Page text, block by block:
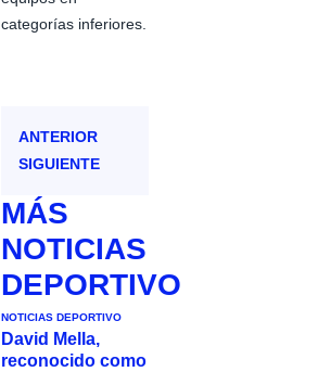
categorías inferiores.
ANTERIOR
SIGUIENTE
MÁS
NOTICIAS
DEPORTIVO
NOTICIAS DEPORTIVO
David Mella,
reconocido como